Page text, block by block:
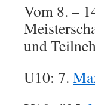
Vom 8. –
und
U10: 7.